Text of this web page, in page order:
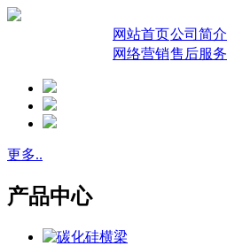
网站首页公司简介
网络营销售后服务
更多..
产品中心